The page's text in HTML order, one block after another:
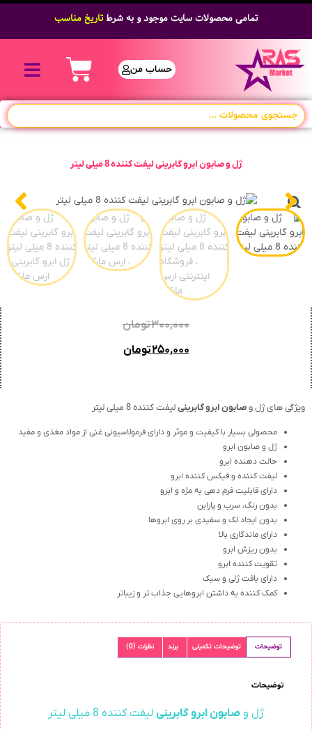
تمامی محصولات سایت موجود و به شرطتاریخ مناسب
حساب من
ژل و صابون ابرو گابرینی لیفت کننده 8 میلی لیتر
۳۰۰,۰۰۰تومان
۲۵۰,۰۰۰تومان
ویژگی های ژل وصابون ابرو گابرینیلیفت کننده 8 میلی لیتر
محصولی بسیار با کیفیت و موثر و دارای فرمولاسیونی غنی از مواد مغذی و مفید
ژل و صابون ابرو
حالت دهنده ابرو
لیفت کننده و فیکس کننده ابرو
دارای قابلیت فرم دهی به مژه و ابرو
بدون رنگ، سرب و پارابن
بدون ایجاد لک و سفیدی بر روی ابروها
دارای ماندگاری بالا
بدون ریزش ابرو
تقویت کننده ابرو
دارای بافت ژلی و سبک
کمک کننده به داشتن ابروهایی جذاب تر و زیباتر
توضیحات توضیحات تکمیلی برند نظرات (0)
توضیحات
ژل و صابون ابرو گابرینی لیفت کننده 8 میلی لیتر